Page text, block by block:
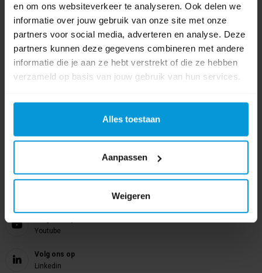
en om ons websiteverkeer te analyseren. Ook delen we
informatie over jouw gebruik van onze site met onze
partners voor social media, adverteren en analyse. Deze
partners kunnen deze gegevens combineren met andere
informatie die je aan ze hebt verstrekt of die ze hebben
verzameld op basis van jouw gebruik van hun services.
Alles toestaan
Aanpassen
Weigeren
Nog vragen?
Onze product specialisten staan voor je klaar!
Telefoon
024 372 72 92
6604 LZ Wijchen
Youtube
Volg ons op
Linkedin